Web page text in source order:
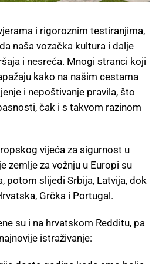
i rigoroznim testiranjima,
naša vozačka kultura i dalje
i nesreća. Mnogi stranci koji
kako na našim cestama
i nepoštivanje pravila, što
čak i s takvom razinom
vijeća za sigurnost u
zemlje za vožnju u Europi su
potom slijedi Srbija, Latvija, dok
Grčka i Portugal.
su i na hrvatskom Redditu, pa
istraživanje: